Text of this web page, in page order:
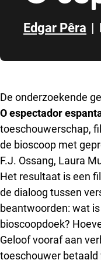
Edgar Pêra |
De onderzoekende
O espectador
toeschouwerschap,
de bioscoop met
F.J. Ossang, Laura
Het resultaat is een
de dialoog tussen
beantwoorden: wat
bioscoopdoek?
Geloof vooraf aan
toeschouwer betaald